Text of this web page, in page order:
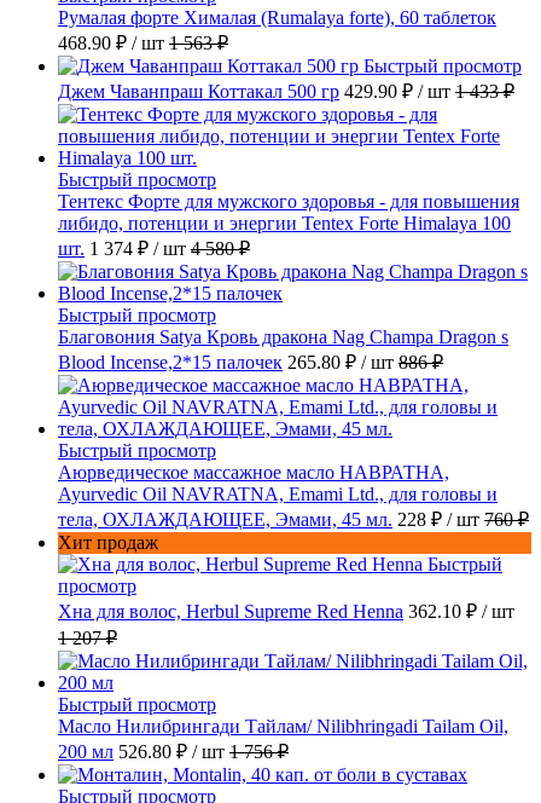
Румалая форте Хималая (Rumalaya forte), 60 таблеток
468.90 ₽ / шт 1 563 ₽
Быстрый просмотр
Джем Чаванпраш Коттакал 500 гр 429.90 ₽ / шт 1 433 ₽
Быстрый просмотр
Тентекс Форте для мужского здоровья - для повышения
либидо, потенции и энергии Tentex Forte Himalaya 100
шт. 1 374 ₽ / шт 4 580 ₽
Быстрый просмотр
Благовония Satya Кровь дракона Nag Champa Dragon s
Blood Incense,2*15 палочек 265.80 ₽ / шт 886 ₽
Быстрый просмотр
Аюрведическое массажное масло НАВРАТНА,
Ayurvedic Oil NAVRATNA, Emami Ltd., для головы и
тела, ОХЛАЖДАЮЩЕЕ, Эмами, 45 мл. 228 ₽ / шт 760 ₽
Хит продаж
Быстрый
просмотр
Хна для волос, Herbul Supreme Red Henna 362.10 ₽ / шт
1 207 ₽
Быстрый просмотр
Масло Нилибрингади Тайлам/ Nilibhringadi Tailam Oil,
200 мл 526.80 ₽ / шт 1 756 ₽
Быстрый просмотр